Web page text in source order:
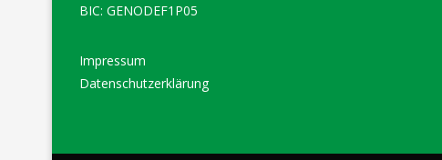
BIC: GENODEF1P05
Impressum
Datenschutzerklärung